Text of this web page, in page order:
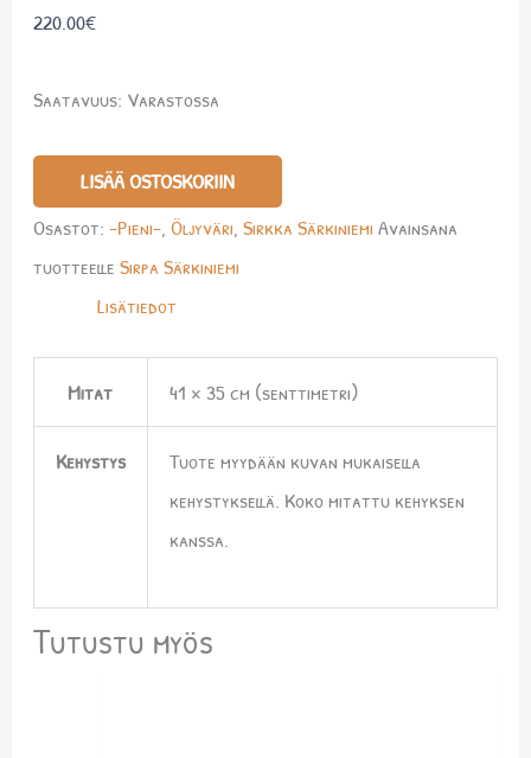
220.00€
Saatavuus: Varastossa
LISÄÄ OSTOSKORIIN
Osastot: -Pieni-, Öljyväri, Sirkka Särkiniemi Avainsana
tuotteelle Sirpa Särkiniemi
Lisätiedot
Mitat 41 × 35 cm (senttimetri)
Kehystys
Tuote myydään kuvan mukaisella
kehystyksellä. Koko mitattu kehyksen
kanssa.
Tutustu myös